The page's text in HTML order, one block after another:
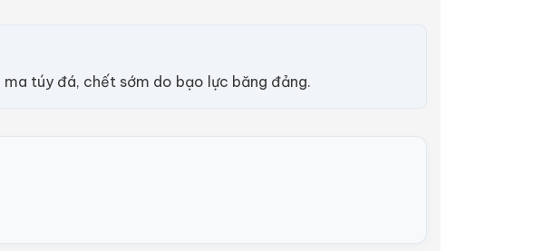
ma túy đá, chết sớm do bạo lực băng đảng.